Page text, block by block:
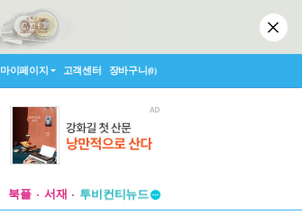
마이페이지 고객센터 장바구니(0)
북플 서재
투비컨티뉴드